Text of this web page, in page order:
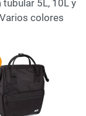
tubular 5L, 10L y
colores